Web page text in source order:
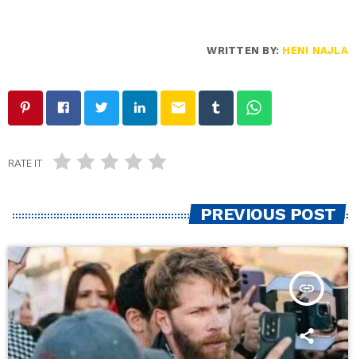
WRITTEN BY: HENI NAJLA
email
RATE IT
PREVIOUS POST
insert_link